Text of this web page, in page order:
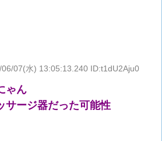
07(水) 13:05:13.240 ID:t1dU2Aju0
ゃん
サージ器だった可能性